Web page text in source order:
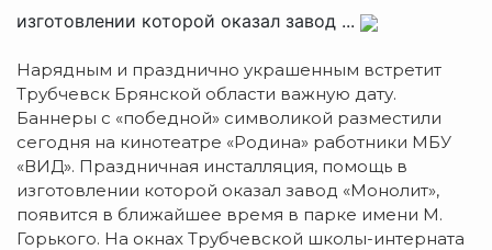
изготовлении которой оказал завод ...
Нарядным и празднично украшенным встретит
Трубчевск Брянской области важную дату.
Баннеры с «победной» символикой разместили
сегодня на кинотеатре «Родина» работники МБУ
«ВИД». Праздничная инсталляция, помощь в
изготовлении которой оказал завод «Монолит»,
появится в ближайшее время в парке имени М.
Горького. На окнах Трубчевской школы-интерната